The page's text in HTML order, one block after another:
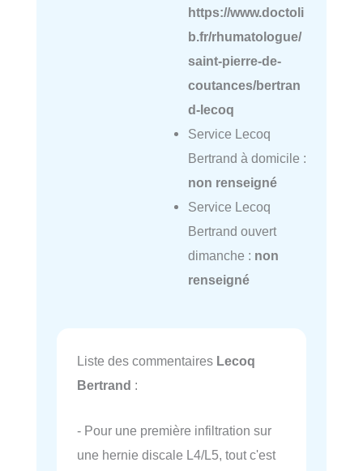
https://www.doctoli
b.fr/rhumatologue/
saint-pierre-de-
coutances/bertran
d-lecoq
Service Lecoq
Bertrand à domicile :
non renseigné
Service Lecoq
Bertrand ouvert
dimanche : non
renseigné
Liste des commentaires Lecoq
Bertrand :
- Pour une première infiltration sur
une hernie discale L4/L5, tout c'est